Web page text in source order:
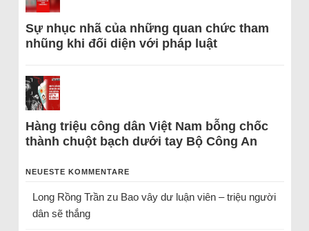
Sự nhục nhã của những quan chức tham
nhũng khi đối diện với pháp luật
Hàng triệu công dân Việt Nam bỗng chốc
thành chuột bạch dưới tay Bộ Công An
NEUESTE KOMMENTARE
Long Rồng Trầnzu Bao vây dư luận viên – triệu người
dân sẽ thắng